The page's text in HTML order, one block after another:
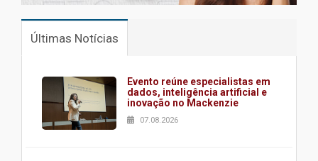
Últimas Notícias
Evento reúne especialistas em
dados, inteligência artificial e
inovação no Mackenzie
07.08.2026